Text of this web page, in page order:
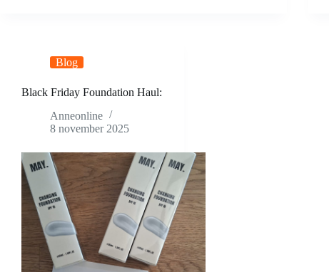
Blog
Black Friday Foundation Haul:
Anneonline
8 november 2025